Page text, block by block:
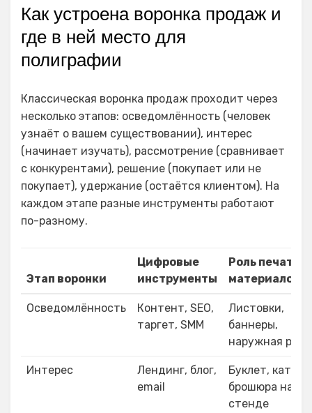
Как устроена воронка продаж и
где в ней место для
полиграфии
Классическая воронка продаж проходит через
несколько этапов: осведомлённость (человек
узнаёт о вашем существовании), интерес
(начинает изучать), рассмотрение (сравнивает
с конкурентами), решение (покупает или не
покупает), удержание (остаётся клиентом). На
каждом этапе разные инструменты работают
по-разному.
Этап воронки
Цифровые
инструменты
Роль
материалов
Осведомлённость
Контент, SEO,
таргет, SMM
Листовки,
баннеры,
наружная
Интерес
Лендинг, блог,
email
Буклет,
брошюра на
стенде